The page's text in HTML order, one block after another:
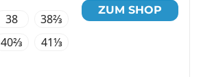
38
38⅔
40⅔
41⅓
ZUM SHOP